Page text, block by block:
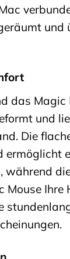
und
das Magic
und
Die
ermöglicht
während
Mouse Ihre